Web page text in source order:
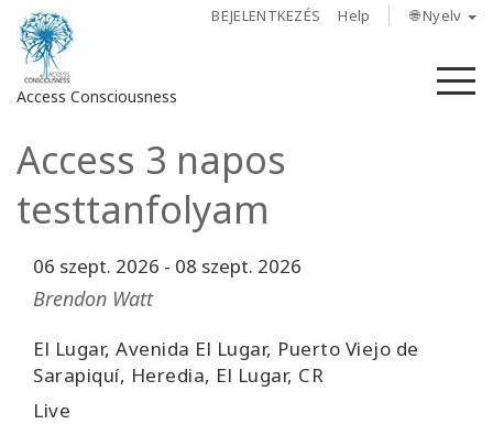
BEJELENTKEZÉS Help 🌐 Nyelv
Access Consciousness
Bejelentkezés
fiókba
Rólunk
Bars
Régiók
Access 3 napos
testtanfolyam
06 szept. 2026 - 08 szept. 2026
Brendon Watt
El Lugar, Avenida El Lugar, Puerto Viejo de
Sarapiquí, Heredia, El Lugar, CR
Live